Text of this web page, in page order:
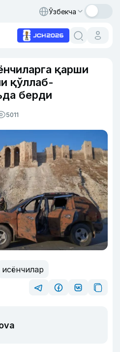
Ўзбекча
қарши
қўллаб-
берди
5011
исёнчилар